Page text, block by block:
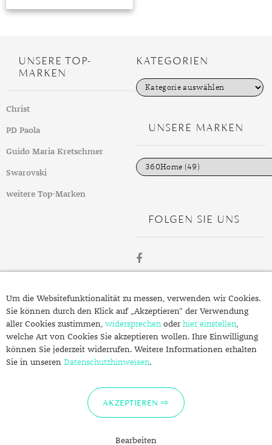
UNSERE TOP-
MARKEN
Christ
PD Paola
Guido Maria Kretschmer
Swarovski
weitere Top-Marken
KATEGORIEN
K
a
e
n
UNSERE MARKEN
FOLGEN SIE UNS
SCHMUCK.DE
Fragen zu Ihrer Bestellung?
Kontakt
Um die Websitefunktionalität zu messen, verwenden wir Cookies.
Sie können durch den Klick auf „Akzeptieren“ der Verwendung
aller Cookies zustimmen, widersprechenoder hier einstellen,
welche Art von Cookies Sie akzeptieren wollen. Ihre Einwilligung
können Sie jederzeit widerrufen. Weitere Informationen erhalten
Sie in unseren Datenschutzhinweisen.
AKZEPTIEREN
Bearbeiten